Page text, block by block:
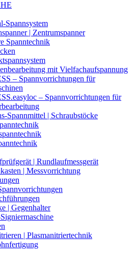
Spannsystem
| Zentrumspanner
Spanntechnik
mit Vielfachaufspannung
– Spannvorrichtungen für
– Spannvorrichtungen für
Spannmittel | Schraubstöcke
| Rundlaufmessgerät
| Messvorrichtung
| Gegenhalter
| Plasmanitriertechnik